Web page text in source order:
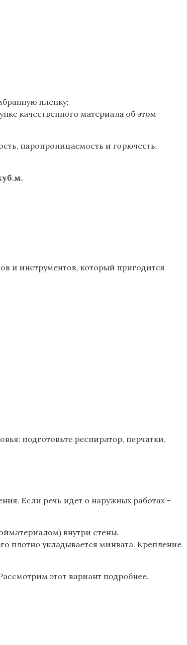
пленку;
качественного материала об этом
паропроницаемость и горючесть.
и инструментов, который пригодится
подготовьте респиратор, перчатки,
Если речь идет о наружных работах –
внутри стены.
плотно укладывается минвата. Крепление
этот вариант подробнее.